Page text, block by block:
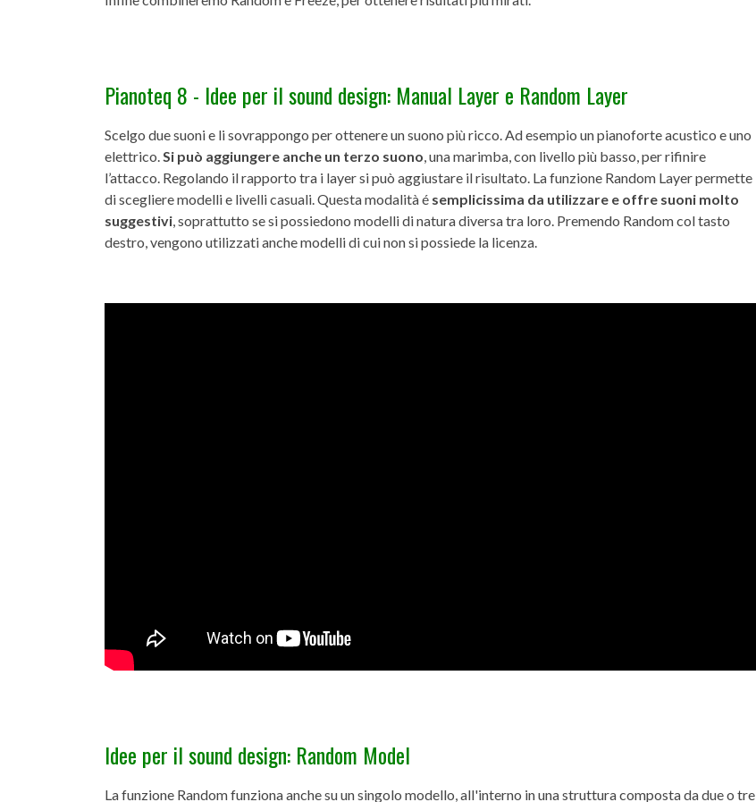
Pianoteq 8 - Idee per il sound design: Manual Layer e Random Layer
Scelgo due suoni e li sovrappongo per ottenere un suono più ricco. Ad esempio un pianoforte acustico e uno
elettrico.Si può aggiungere anche un terzo suono, una marimba, con livello più basso, per rifinire
l’attacco. Regolando il rapporto tra i layer si può aggiustare il risultato. La funzione Random Layer permette
di scegliere modelli e livelli casuali. Questa modalità é semplicissima da utilizzare e offre suoni molto
suggestivi, soprattutto se si possiedono modelli di natura diversa tra loro. Premendo Random col tasto
destro, vengono utilizzati anche modelli di cui non si possiede la licenza.
Idee per il sound design: Random Model
La funzione Random funziona anche su un singolo modello, all'interno in una struttura composta da due o tre